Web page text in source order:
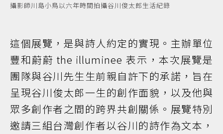
攝影師川島小鳥以六年時間拍攝谷川俊太郎生活紀錄
這個展覽，是與詩人約定的實現。主辦單位
豐和蔚蔚 the illuminee 表示，本次展覽是
團隊與谷川先生生前親自許下的承諾，旨在
呈現谷川俊太郎一生的創作面貌，以及他與
眾多創作者之間的跨界共創關係。展覽特別
邀請三組台灣創作者以谷川的詩作為文本，